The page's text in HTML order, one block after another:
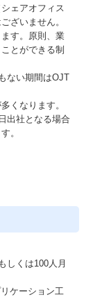
ェアオフィス
ざいません。
す。原則、業
とができる制
ない期間はOJT
くなります。
出社となる場合
。
しくは100人月
ケーション工